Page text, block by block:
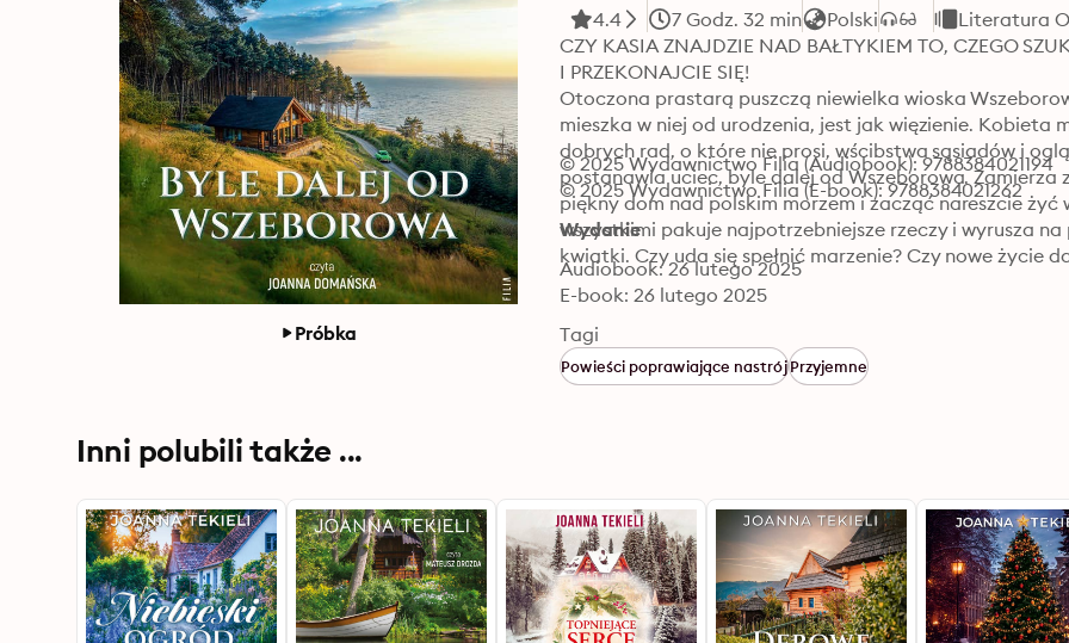
Próbka
4.4 7 Godz. 32 min Polski
Literatura
CZY KASIA ZNAJDZIE NAD BAŁTYKIEM TO, CZEGO
I PRZEKONAJCIE SIĘ!
Otoczona prastarą puszczą niewielka wioska
mieszka w niej od urodzenia, jest jak więzienie. Kobieta
dobrych rad, o które nie prosi, wścibstwa sąsiadów i
postanawia uciec, byle dalej od Wszeborowa.
piękny dom nad polskim morzem i zacząć nareszcie żyć
wszystkimi pakuje najpotrzebniejsze rzeczy i wyrusza
kwiatki. Czy uda się spełnić marzenie? Czy nowe życie
© 2025 Wydawnictwo Filia (Audiobook): 9788384021194
© 2025 Wydawnictwo Filia (E-book): 9788384021262
Wydanie
Audiobook: 26 lutego 2025
E-book: 26 lutego 2025
Tagi
Powieści poprawiające nastrójPrzyjemne
Inni polubili także ...